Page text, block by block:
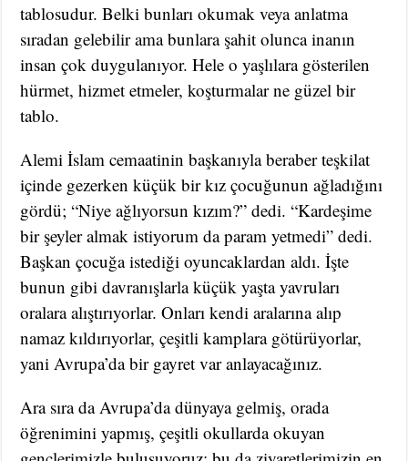
tablosudur. Belki bunları okumak veya anlatma
sıradan gelebilir ama bunlara şahit olunca inanın
insan çok duygulanıyor. Hele o yaşlılara gösterilen
hürmet, hizmet etmeler, koşturmalar ne güzel bir
tablo.
Alemi İslam cemaatinin başkanıyla beraber teşkilat
içinde gezerken küçük bir kız çocuğunun ağladığını
gördü; “Niye ağlıyorsun kızım?” dedi. “Kardeşime
bir şeyler almak istiyorum da param yetmedi” dedi.
Başkan çocuğa istediği oyuncaklardan aldı. İşte
bunun gibi davranışlarla küçük yaşta yavruları
oralara alıştırıyorlar. Onları kendi aralarına alıp
namaz kıldırıyorlar, çeşitli kamplara götürüyorlar,
yani Avrupa’da bir gayret var anlayacağınız.
Ara sıra da Avrupa’da dünyaya gelmiş, orada
öğrenimini yapmış, çeşitli okullarda okuyan